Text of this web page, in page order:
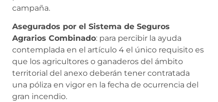
campaña.
Asegurados por el Sistema de Seguros
Agrarios Combinado: para percibir la ayuda
contemplada en el artículo 4 el único requisito es
que los agricultores o ganaderos del ámbito
territorial del anexo deberán tener contratada
una póliza en vigor en la fecha de ocurrencia del
gran incendio.